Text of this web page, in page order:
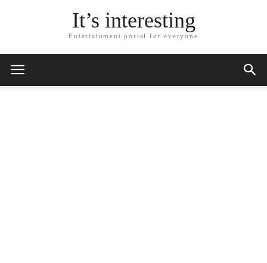
It’s interesting
Entertainment portal for everyone